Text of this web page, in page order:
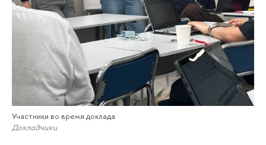
Участники во время доклада
Докладчики